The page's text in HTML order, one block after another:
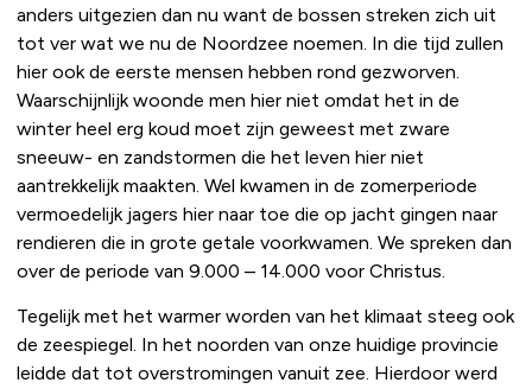
anders uitgezien dan nu want de bossen streken zich uit
tot ver wat we nu de Noordzee noemen. In die tijd zullen
hier ook de eerste mensen hebben rond gezworven.
Waarschijnlijk woonde men hier niet omdat het in de
winter heel erg koud moet zijn geweest met zware
sneeuw- en zandstormen die het leven hier niet
aantrekkelijk maakten. Wel kwamen in de zomerperiode
vermoedelijk jagers hier naar toe die op jacht gingen naar
rendieren die in grote getale voorkwamen. We spreken dan
over de periode van 9.000 – 14.000 voor Christus.
Tegelijk met het warmer worden van het klimaat steeg ook
de zeespiegel. In het noorden van onze huidige provincie
leidde dat tot overstromingen vanuit zee. Hierdoor werd